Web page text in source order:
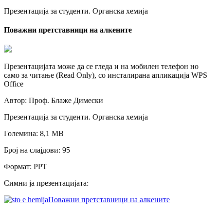
Презентација за студенти. Органска хемија
Поважни претставници на алкените
Презентацијата може да се гледа и на мобилен телефон но
само за читање (Read Only), со инсталирана апликација WPS
Office
Автор: Проф. Блаже Димески
Презентација за студенти. Oрганска хемија
Големина: 8,1 МB
Број на слајдови: 95
Формат: PPT
Симни ја презентацијата:
Поважни претставници на алкените